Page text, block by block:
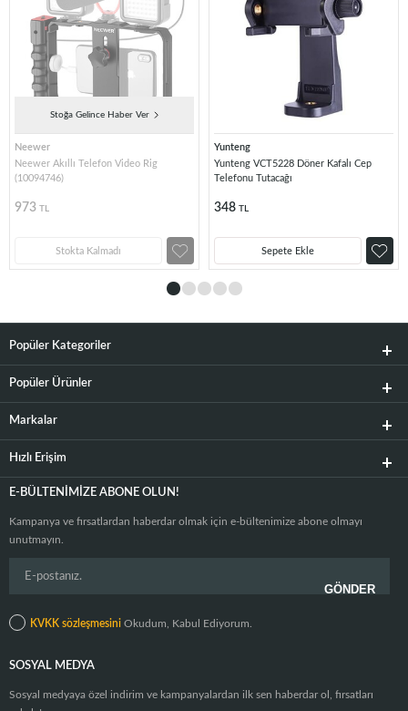
Stoğa Gelince Haber Ver
Neewer
Neewer Akıllı Telefon Video Rig
(10094746)
973 TL
Stokta Kalmadı
Yunteng
Yunteng VCT5228 Döner Kafalı Cep
Telefonu Tutacağı
348 TL
Sepete Ekle
Popüler Kategoriler
Popüler Ürünler
Markalar
Hızlı Erişim
E-BÜLTENIMIZE ABONE OLUN!
Kampanya ve fırsatlardan haberdar olmak için e-bültenimize abone olmayı
unutmayın.
KVKK sözleşmesini Okudum, Kabul Ediyorum.
SOSYAL MEDYA
Sosyal medyaya özel indirim ve kampanyalardan ilk sen haberdar ol, fırsatları